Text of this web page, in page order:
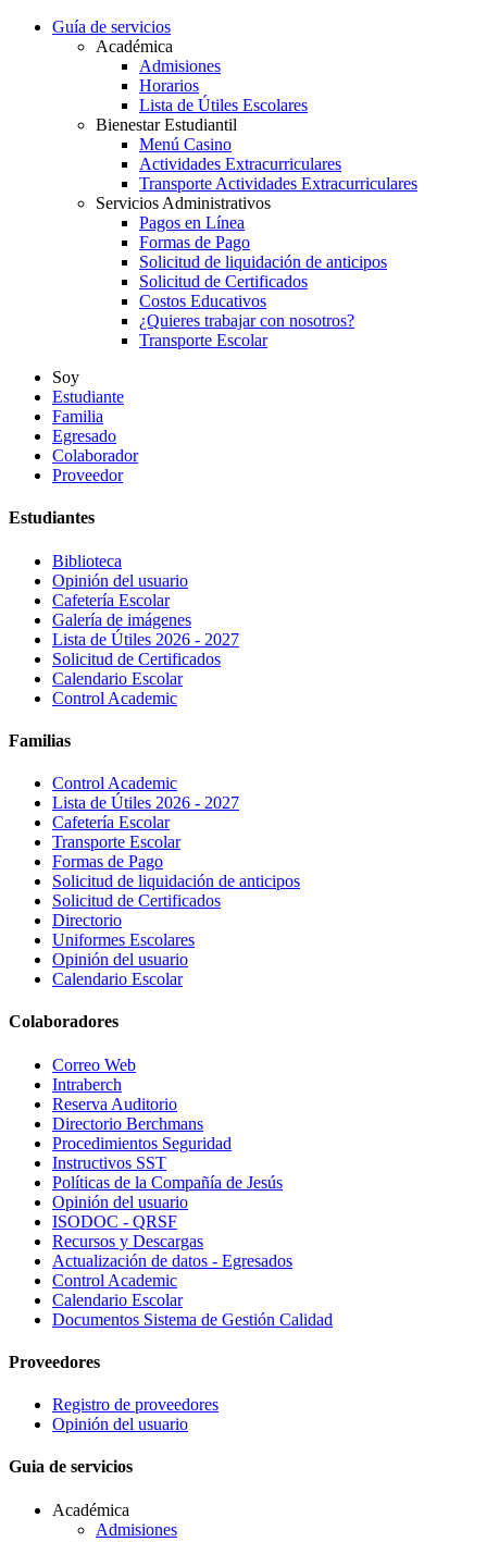
Guía de servicios
Académica
Admisiones
Horarios
Lista de Útiles Escolares
Bienestar Estudiantil
Menú Casino
Actividades Extracurriculares
Transporte Actividades Extracurriculares
Servicios Administrativos
Pagos en Línea
Formas de Pago
Solicitud de liquidación de anticipos
Solicitud de Certificados
Costos Educativos
¿Quieres trabajar con nosotros?
Transporte Escolar
Soy
Estudiante
Familia
Egresado
Colaborador
Proveedor
Estudiantes
Biblioteca
Opinión del usuario
Cafetería Escolar
Galería de imágenes
Lista de Útiles 2026 - 2027
Solicitud de Certificados
Calendario Escolar
Control Academic
Familias
Control Academic
Lista de Útiles 2026 - 2027
Cafetería Escolar
Transporte Escolar
Formas de Pago
Solicitud de liquidación de anticipos
Solicitud de Certificados
Directorio
Uniformes Escolares
Opinión del usuario
Calendario Escolar
Colaboradores
Correo Web
Intraberch
Reserva Auditorio
Directorio Berchmans
Procedimientos Seguridad
Instructivos SST
Políticas de la Compañía de Jesús
Opinión del usuario
ISODOC - QRSF
Recursos y Descargas
Actualización de datos - Egresados
Control Academic
Calendario Escolar
Documentos Sistema de Gestión Calidad
Proveedores
Registro de proveedores
Opinión del usuario
Guia de servicios
Académica
Admisiones